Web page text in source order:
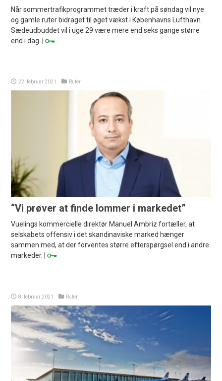
Når sommertrafikprogrammet træder i kraft på søndag vil nye
og gamle ruter bidraget til øget vækst i Københavns Lufthavn.
Sædeudbuddet vil i uge 29 være mere end seks gange større
end i dag. |
22. februar 2021 Ruter
“Vi prøver at finde lommer i markedet”
Vuelings kommercielle direktør Manuel Ambriz fortæller, at
selskabets offensiv i det skandinaviske marked hænger
sammen med, at der forventes større efterspørgsel end i andre
markeder. |
8. februar 2021 Ruter